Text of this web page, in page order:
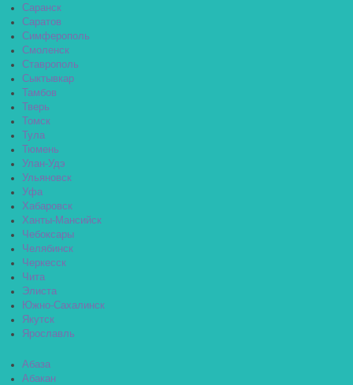
Саранск
Саратов
Симферополь
Смоленск
Ставрополь
Сыктывкар
Тамбов
Тверь
Томск
Тула
Тюмень
Улан-Удэ
Ульяновск
Уфа
Хабаровск
Ханты-Мансийск
Чебоксары
Челябинск
Черкесск
Чита
Элиста
Южно-Сахалинск
Якутск
Ярославль
Абаза
Абакан